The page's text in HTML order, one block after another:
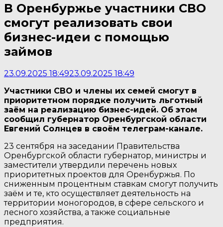
В Оренбуржье участники СВО
смогут реализовать свои
бизнес-идеи с помощью
займов
23.09.2025 18:4923.09.2025 18:49
Участники СВО и члены их семей смогут в
приоритетном порядке получить льготный
заём на реализацию бизнес-идей. Об этом
сообщил губернатор Оренбургской области
Евгений Солнцев в своём телеграм-канале.
23 сентября на заседании Правительства
Оренбургской области губернатор, министры и
заместители утвердили перечень новых
приоритетных проектов для Оренбуржья. По
сниженным процентным ставкам смогут получить
заём и те, кто осуществляет деятельность на
территории моногородов, в сфере сельского и
лесного хозяйства, а также социальные
предприятия.